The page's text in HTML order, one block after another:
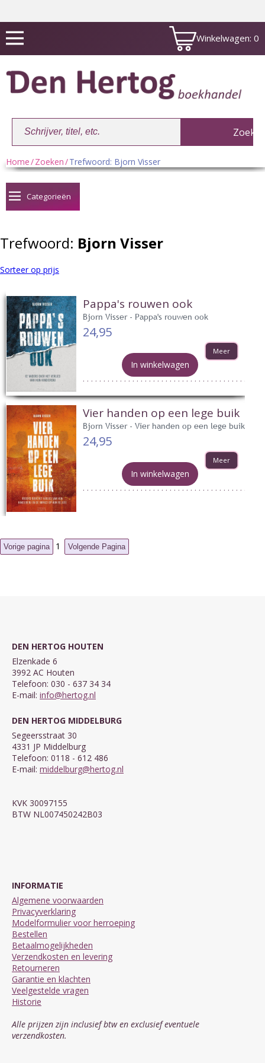
Winkelwagen: 0
Winkelwagen:0
Home/Zoeken/Trefwoord: Bjorn Visser
Categorieën
Trefwoord: Bjorn Visser
Sorteer op prijs
Pappa's rouwen ook
Bjorn Visser - Pappa's rouwen ook
24,95
Meer
In winkelwagen
Vier handen op een lege buik
Bjorn Visser - Vier handen op een lege buik
24,95
Meer
In winkelwagen
1
DEN HERTOG HOUTEN
Elzenkade 6
3992 AC Houten
Telefoon: 030 - 637 34 34
E-mail: info@hertog.nl
DEN HERTOG MIDDELBURG
Segeersstraat 30
4331 JP Middelburg
Telefoon: 0118 - 612 486
E-mail: middelburg@hertog.nl
KVK 30097155
BTW NL007450242B03
INFORMATIE
Algemene voorwaarden
Privacyverklaring
Modelformulier voor herroeping
Bestellen
Betaalmogelijkheden
Verzendkosten en levering
Retourneren
Garantie en klachten
Veelgestelde vragen
Historie
Alle prijzen zijn inclusief btw en exclusief eventuele
verzendkosten.